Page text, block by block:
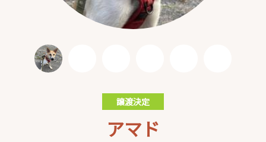
譲渡決定
アマド